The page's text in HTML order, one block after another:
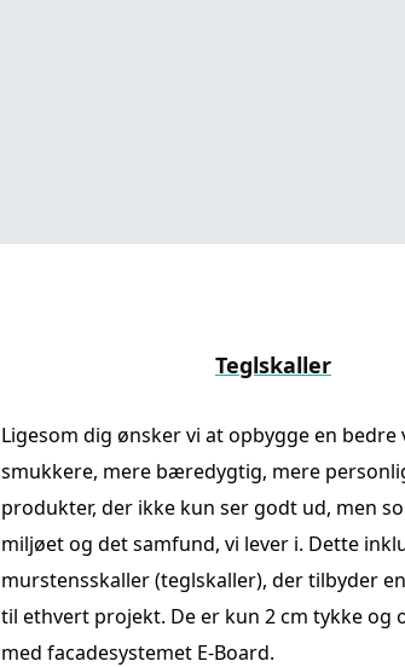
Teglskaller
Ligesom dig ønsker vi at opbygge en bedre
smukkere, mere bæredygtig, mere
produkter, der ikke kun ser godt ud, men
miljøet og det samfund, vi lever i. Dette
murstensskaller (teglskaller), der tilbyder
til ethvert projekt. De er kun 2 cm tykke og
med facadesystemet E-Board.